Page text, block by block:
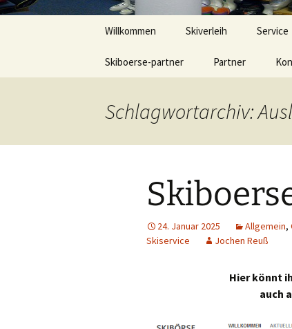
Willkommen Skiverleih Service
Skiboerse-partner Partner
Schlagwortarchiv:
24. Januar 2025 Allgemein,
Skiservice
Jochen Reuß
Hier könnt
auch